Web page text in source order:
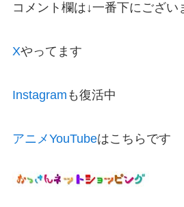
コメント欄は↓一番下にござい
Xやってます
Instagram も復活中
アニメYouTubeはこちらです